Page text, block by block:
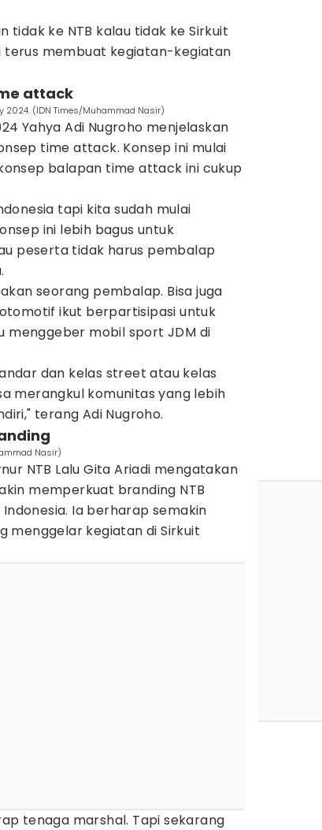
tidak ke NTB kalau tidak ke Sirkuit
terus membuat kegiatan-kegiatan
attack
2024. (IDN Times/Muhammad Nasir)
Yahya Adi Nugroho menjelaskan
time attack. Konsep ini mulai
balapan time attack ini cukup
tapi kita sudah mulai
ini lebih bagus untuk
peserta tidak harus pembalap
seorang pembalap. Bisa juga
ikut berpartisipasi untuk
mobil sport JDM di
dan kelas street atau kelas
merangkul komunitas yang lebih
terang Adi Nugroho.
Nasir)
NTB Lalu Gita Ariadi mengatakan
memperkuat branding NTB
Ia berharap semakin
menggelar kegiatan di Sirkuit
tenaga marshal. Tapi sekarang